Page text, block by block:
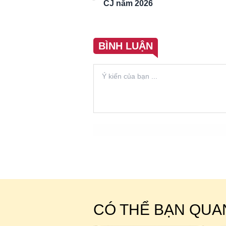
CJ năm 2026
BÌNH LUẬN
CÓ THỂ BẠN